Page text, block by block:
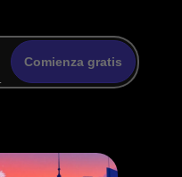
Comienza gratis